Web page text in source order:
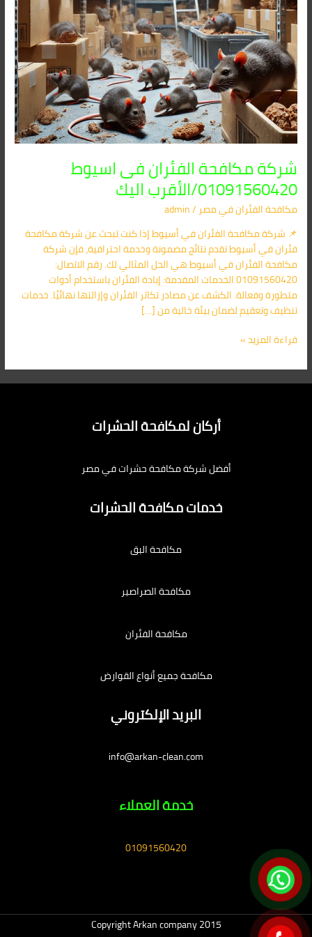
شركة مكافحة الفئران فى اسيوط
01091560420/الأقرب اليك
مكافحة الفئران​ في مصر/
admin
📌 شركة مكافحة الفئران في أسيوط إذا كنت تبحث عن شركة مكافحة
فئران في أسيوط تقدم نتائج مضمونة وخدمة احترافية، فإن شركة
مكافحة الفئران في أسيوط هي الحل المثالي لك. رقم الاتصال:
01091560420 الخدمات المقدمة: إبادة الفئران باستخدام أدوات
متطورة وفعالة. الكشف عن مصادر تكاثر الفئران وإزالتها نهائيًا. خدمات
تنظيف وتعقيم لضمان بيئة خالية من […]
قراءة المزيد »
أركان لمكافحة الحشرات
أفضل شركة مكافحة حشرات في مصر
خدمات مكافحة الحشرات
مكافحة البق
مكافحة الصراصير
مكافحة الفئران
مكافحة جميع أنواع القوارض
البريد الإلكتروني
info@arkan-clean.com
خدمة العملاء
01091560420
Copyright Arkan company 2015